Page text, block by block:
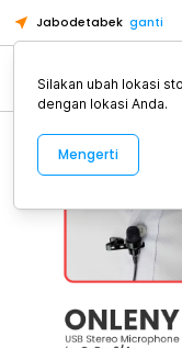
Jabodetabek ganti
Alat Kopi
Silakan ubah lokasi
dengan lokasi Anda.
Mengerti